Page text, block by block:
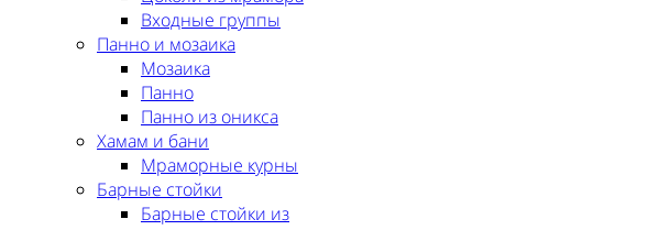
Входные группы
Панно и мозаика
Мозаика
Панно
Панно из оникса
Хамам и бани
Мраморные курны
Барные стойки
Барные стойки из